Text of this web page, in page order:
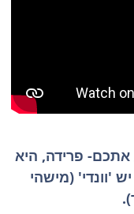
אתכם- פרידה, היא
'וונדי' (מישהי